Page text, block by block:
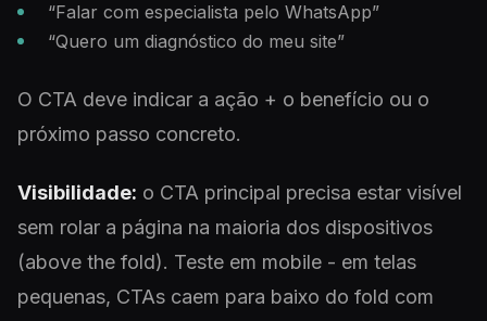
“Falar com especialista pelo WhatsApp”
“Quero um diagnóstico do meu site”
O CTA deve indicar a ação + o benefício ou o
próximo passo concreto.
Visibilidade: o CTA principal precisa estar visível
sem rolar a página na maioria dos dispositivos
(above the fold). Teste em mobile - em telas
pequenas, CTAs caem para baixo do fold com